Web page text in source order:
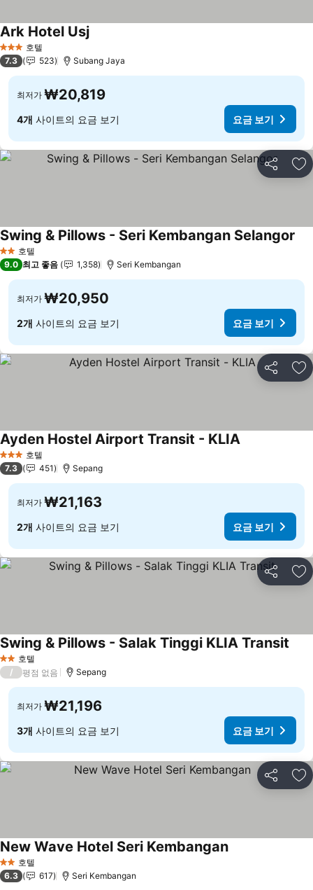
3 성급 호텔
Ark Hotel Usj요금 보기
7.3 523 Subang Jaya
최저가 ₩20,819
4개 사이트의 요금 보기 요금 보기
공유 즐
2 성급호텔
Swing & Pillows - Seri Kembangan Selangor
9.0 최고 좋음 1,358 Seri Kembangan
최저가 ₩20,950
2개 사이트의 요금 보기 요금 보기
공유 즐
3 성급 호텔
Ayden Hostel Airport Transit - KLIA요금 보기
7.3 451 Sepang
최저가 ₩21,163
2개 사이트의 요금 보기 요금 보기
공유 즐
2 성급호텔
Swing & Pillows - Salak Tinggi KLIA Transit
/ 평점 없음 Sepang
최저가 ₩21,196
3개 사이트의 요금 보기 요금 보기
공유 즐
2 성급호텔
New Wave Hotel Seri Kembangan요금 보기
6.3 617 Seri Kembangan